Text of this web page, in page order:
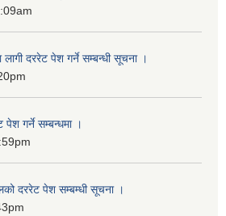
दररेट पेश गर्ने सम्बन्धी सूचना ।
पेश गर्ने सम्बन्धमा ।
दररेट पेश सम्बम्धी सूचना ।